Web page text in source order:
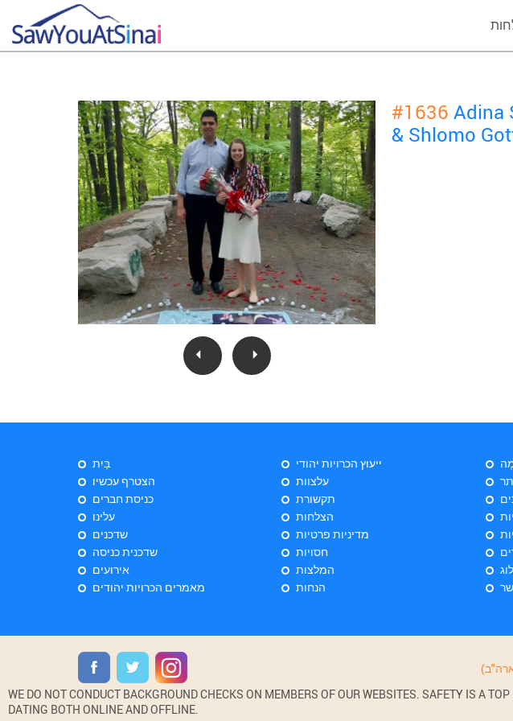
#1636 Adina
& Shlomo
בַּיִת
הצטרף עכשיו
כניסת חברים
עלינו
שדכנים
שדכנית כניסה
אירועים
מאמרים הכרויות יהודים
ייעוץ הכרויות יהודי
עלצוות
תקשורת
הצלחות
מדיניות פרטיות
חסויות
המלצות
הנחות
WE DO NOT CONDUCT BACKGROUND CHECKS ON MEMBERS OF OUR WEBSITES. SAFETY IS A
DATING BOTH ONLINE AND OFFLINE.